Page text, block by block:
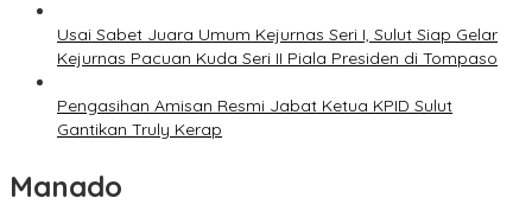
Usai Sabet Juara Umum Kejurnas Seri I, Sulut Siap Gelar
Kejurnas Pacuan Kuda Seri II Piala Presiden di Tompaso
Pengasihan Amisan Resmi Jabat Ketua KPID Sulut
Gantikan Truly Kerap
Manado